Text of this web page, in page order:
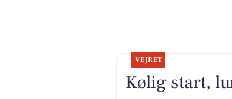
VEJRET
Kølig start,